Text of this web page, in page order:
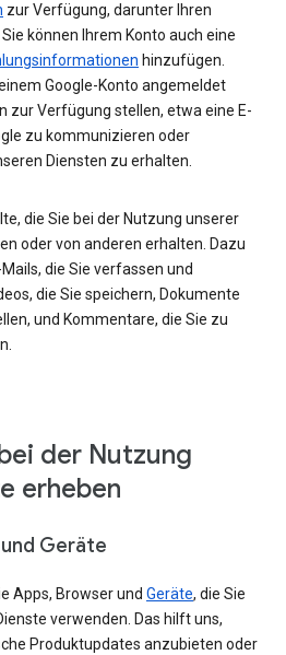
zur Verfügung, darunter Ihren
können Ihrem Konto auch eine
hinzufügen.
Google-Konto angemeldet
zur Verfügung stellen, etwa eine E-
zu kommunizieren oder
Diensten zu erhalten.
die Sie bei der Nutzung unserer
oder von anderen erhalten. Dazu
die Sie verfassen und
die Sie speichern, Dokumente
und Kommentare, die Sie zu
der Nutzung
erheben
Geräte
Apps, Browser und Geräte, die Sie
verwenden. Das hilft uns,
Produktupdates anzubieten oder